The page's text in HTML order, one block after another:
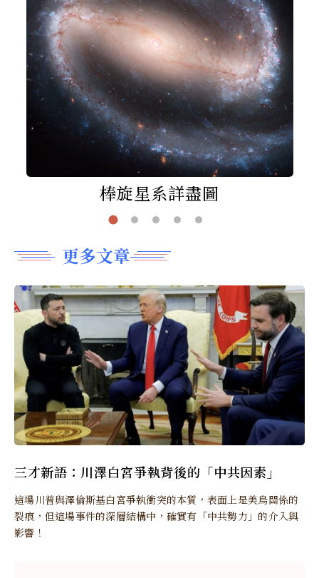
棒旋星系詳盡圖
更多文章
三才新語：川澤白宮爭執背後的「中共因素」
這場川普與澤倫斯基白宮爭執衝突的本質，表面上是美烏關係的
裂痕，但這場事件的深層結構中，確實有「中共勢力」的介入與
影響！